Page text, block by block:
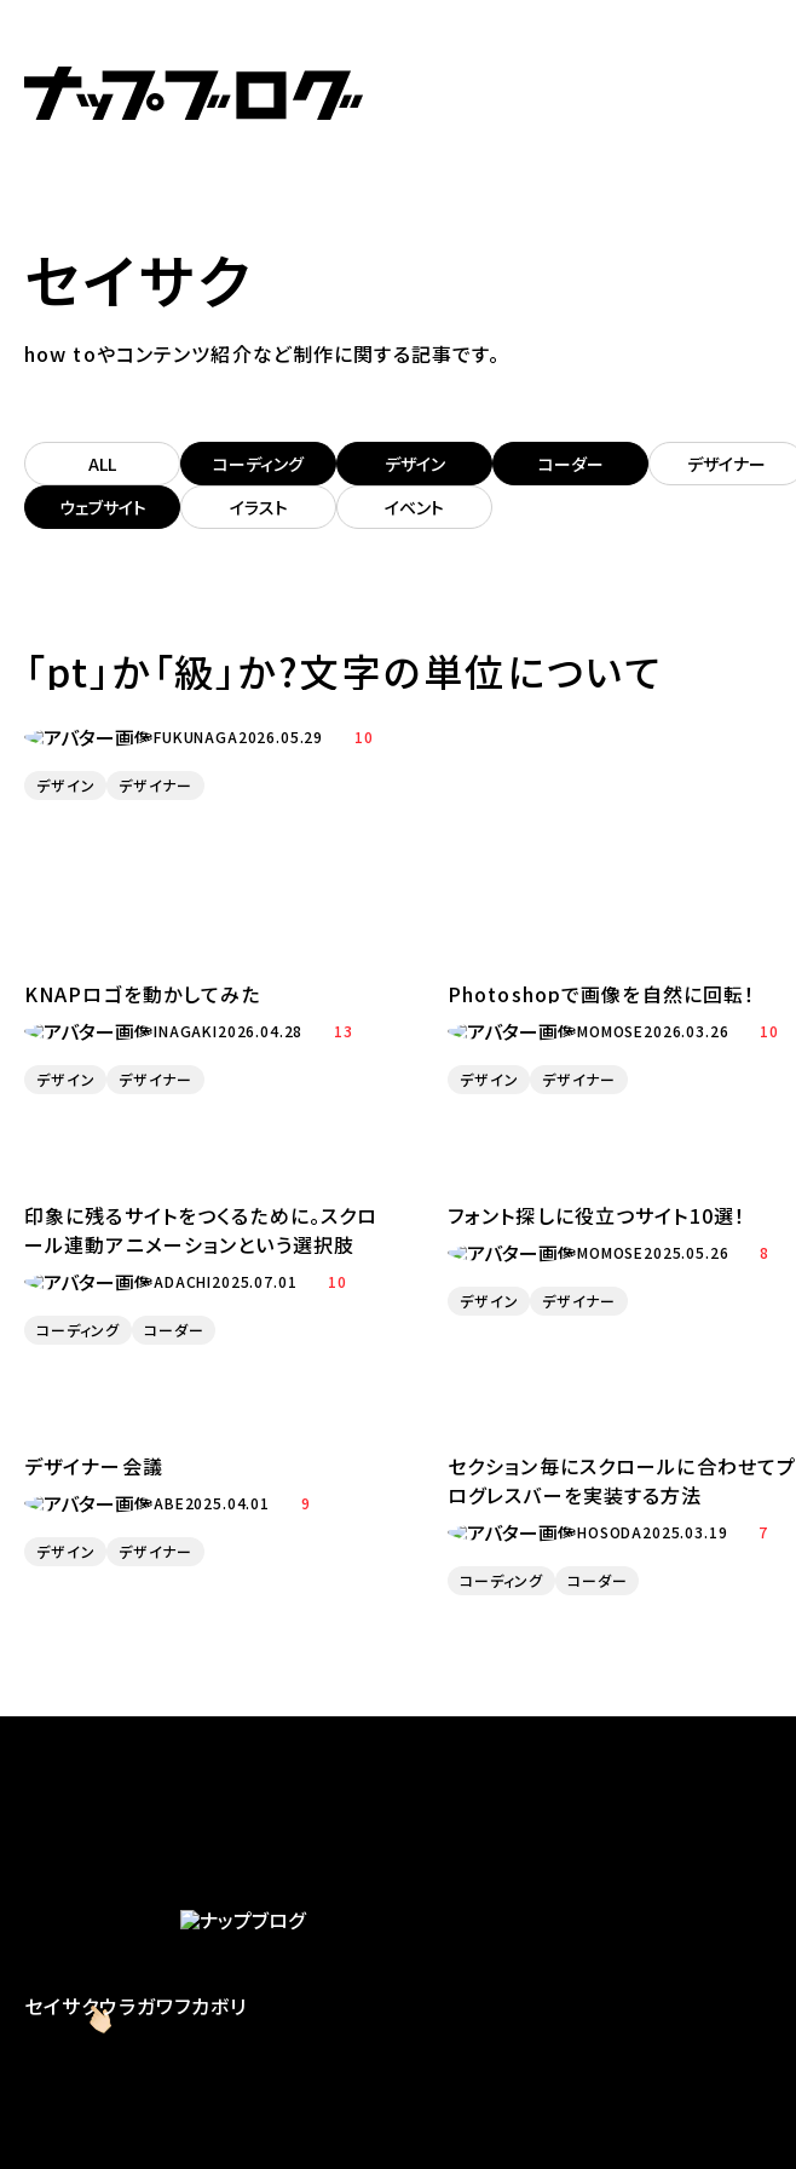
セイサク
how toやコンテンツ紹介など制作に関する記事です。
ALL コーディング デザイン コーダー デザイナー
ウェブサイト
イラスト イベント
「pt」か「級」か?文字の単位について
FUKUNAGA2026.05.29 10
デザイン デザイナー
KNAPロゴを動かしてみた
INAGAKI2026.04.28 13
デザイン デザイナー
Photoshopで画像を自然に回転！
MOMOSE2026.03.26 10
デザイン デザイナー
印象に残るサイトをつくるために。スクロ
ール連動アニメーションという選択肢
ADACHI2025.07.01 10
コーディング コーダー
フォント探しに役立つサイト10選！
MOMOSE2025.05.26 8
デザイン デザイナー
デザイナー会議
ABE2025.04.01 9
デザイン デザイナー
セクション毎にスクロールに合わせてプ
ログレスバーを実装する方法
HOSODA2025.03.19 7
コーディング コーダー
セイサクウラガワフカボリ